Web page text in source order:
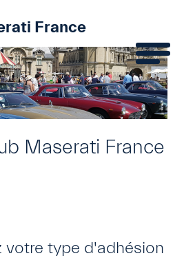
France
Maserati France
votre type d'adhésion